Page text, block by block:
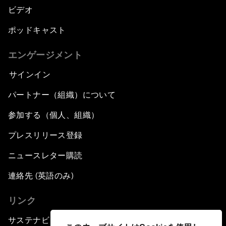
ビデオ
ポッドキャスト
エンゲージメント
サインイン
パートナー（組織）について
参加する（個人、組織）
プレスリリース登録
ニュースレター購読
連絡先 (英語のみ)
リンク
サステナビリティへの取り組み